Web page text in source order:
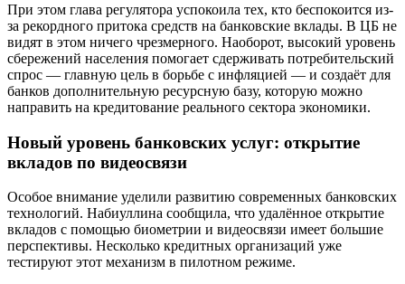
При этом глава регулятора успокоила тех, кто беспокоится из-
за рекордного притока средств на банковские вклады. В ЦБ не
видят в этом ничего чрезмерного. Наоборот, высокий уровень
сбережений населения помогает сдерживать потребительский
спрос — главную цель в борьбе с инфляцией — и создаёт для
банков дополнительную ресурсную базу, которую можно
направить на кредитование реального сектора экономики.
Новый уровень банковских услуг: открытие
вкладов по видеосвязи
Особое внимание уделили развитию современных банковских
технологий. Набиуллина сообщила, что удалённое открытие
вкладов с помощью биометрии и видеосвязи имеет большие
перспективы. Несколько кредитных организаций уже
тестируют этот механизм в пилотном режиме.